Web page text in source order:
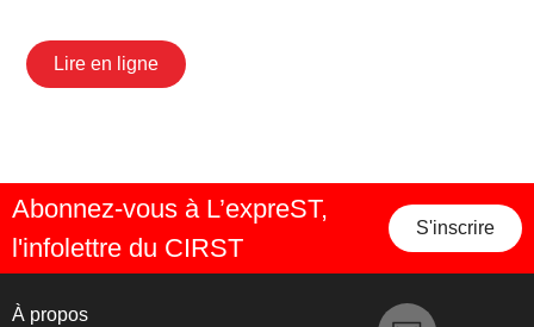
Lire en ligne
Abonnez-vous à L’expreST,
l'infolettre du CIRST
S'inscrire
À propos